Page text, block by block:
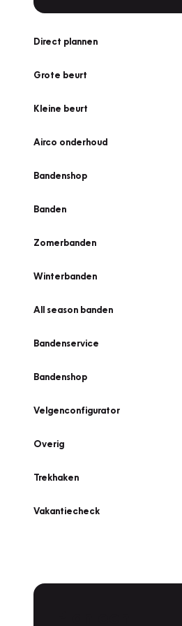
Direct plannen
Grote beurt
Kleine beurt
Airco onderhoud
Bandenshop
Banden
Zomerbanden
Winterbanden
All season banden
Bandenservice
Bandenshop
Velgenconfigurator
Overig
Trekhaken
Vakantiecheck